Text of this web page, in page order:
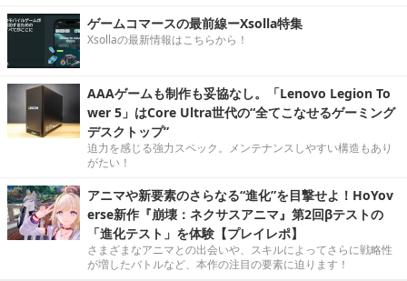
ゲームコマースの最前線ーXsolla特集
Xsollaの最新情報はこちらから！
AAAゲームも制作も妥協なし。「Lenovo Legion To
wer 5」はCore Ultra世代の“全てこなせるゲーミング
デスクトップ”
迫力を感じる強力スペック。メンテナンスしやすい構造もあり
がたい！
アニマや新要素のさらなる“進化”を目撃せよ！HoYov
erse新作『崩壊：ネクサスアニマ』第2回βテストの
「進化テスト」を体験【プレイレポ】
さまざまなアニマとの出会いや、スキルによってさらに戦略性
が増したバトルなど、本作の注目の要素に迫ります！